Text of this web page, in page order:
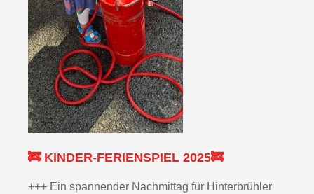
🚒 KINDER-FERIENSPIEL 2025🚒
+++ Ein spannender Nachmittag für Hinterbrühler